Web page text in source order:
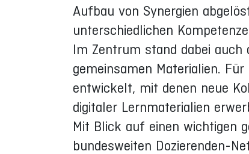
Aufbau von Synergien
unterschiedlichen
Im Zentrum stand dabei
gemeinsamen Materialien.
entwickelt, mit denen neue
digitaler Lernmaterialien
Mit Blick auf einen wichtigen
bundesweiten Dozierenden-